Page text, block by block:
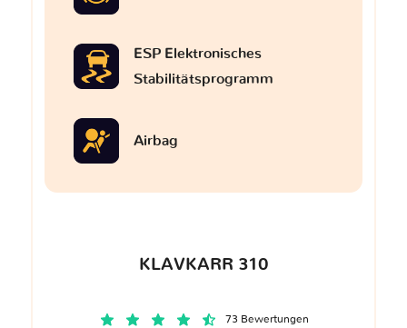
ESP Elektronisches
Stabilitätsprogramm
Airbag
KLAVKARR 310
73 Bewertungen